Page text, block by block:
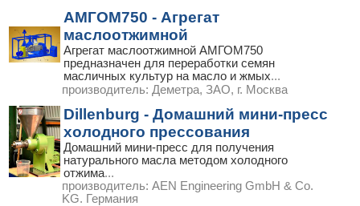
АМГОМ750 - Агрегат
маслоотжимной
Агрегат маслоотжимной АМГОМ750
предназначен для переработки семян
масличных культур на масло и жмых...
производитель: Деметра, ЗАО, г. Москва
Dillenburg - Домашний мини-пресс
холодного прессования
Домашний мини-пресс для получения
натурального масла методом холодного
отжима...
производитель: AEN Engineering GmbH & Co.
KG. Германия